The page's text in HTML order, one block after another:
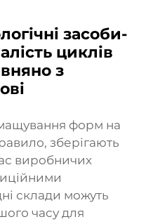
засоби-
циклів
з
форм на
зберігають
виробничих
склади можуть
часу для